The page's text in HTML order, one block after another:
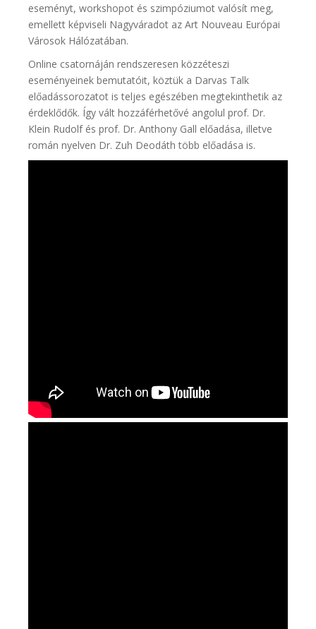
eseményt, workshopot és szimpóziumot valósít meg,
emellett képviseli Nagyváradot az Art Nouveau Európai
Városok Hálózatában.
Online csatornáján rendszeresen közzéteszi
eseményeinek bemutatóit, köztük a Darvas Talk
előadássorozatot is teljes egészében megtekinthetik az
érdeklődők. Így vált hozzáférhetővé angolul prof. Dr.
Klein Rudolf és prof. Dr. Anthony Gall előadása, illetve
román nyelven Dr. Zuh Deodáth több előadása is.